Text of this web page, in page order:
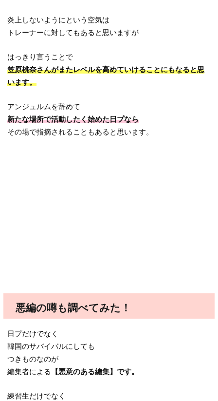
炎上しないようにという空気は
トレーナーに対してもあると思いますが
はっきり言うことで
笠原桃奈さんがまたレベルを高めていけることにもなると思
います。
アンジュルムを辞めて
新たな場所で活動したく始めた日プなら
その場で指摘されることもあると思います。
悪編の噂も調べてみた！
日プだけでなく
韓国のサバイバルにしても
つきものなのが
編集者による
【悪意のある編集】です。
練習生だけでなく